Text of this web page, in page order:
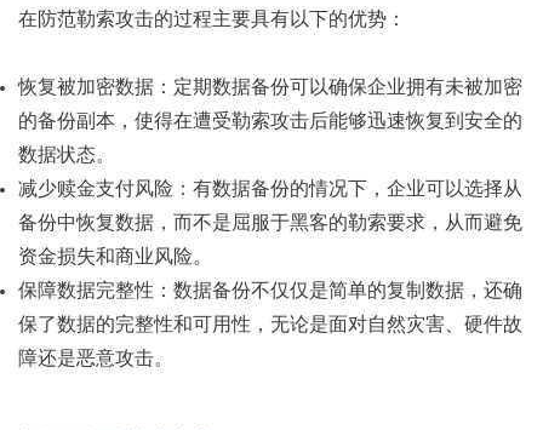
在防范勒索攻击的过程主要具有以下的优势：
恢复被加密数据：定期数据备份可以确保企业拥有未被加密
的备份副本，使得在遭受勒索攻击后能够迅速恢复到安全的
数据状态。
减少赎金支付风险：有数据备份的情况下，企业可以选择从
备份中恢复数据，而不是屈服于黑客的勒索要求，从而避免
资金损失和商业风险。
保障数据完整性：数据备份不仅仅是简单的复制数据，还确
保了数据的完整性和可用性，无论是面对自然灾害、硬件故
障还是恶意攻击。